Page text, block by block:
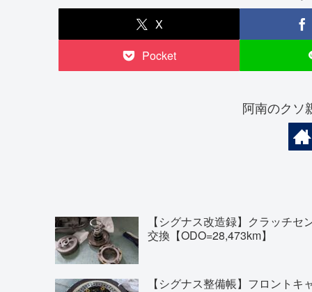
X
Pocket
阿南のクソ
【シグナス改造録】クラッチ
交換【ODO=28,473km】
【シグナス整備帳】フロントキ